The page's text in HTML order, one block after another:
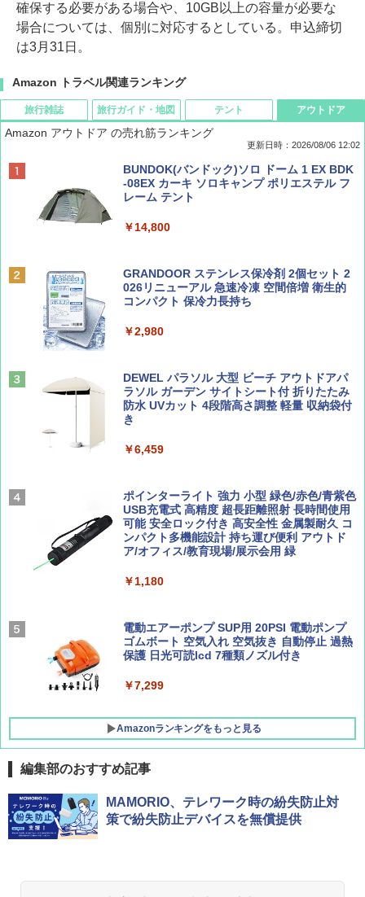
確保する必要がある場合や、10GB以上の容量が必要な
場合については、個別に対応するとしている。申込締切
は3月31日。
Amazon トラベル関連ランキング
旅行雑誌
ディズニーファン ２０２６年 ９月号 [雑
誌] (ＤＩＳＮＥＹ ＦＡＮ)
Coyote No.89 特集 星野道夫 夢見る旅
￥1,540
山と溪谷 2026年8月号「南アルプス大全」
￥1,540
集】ボーイング110周年を祝して！
￥1,760
BE-PAL(ビ-パル) 2026年 9 月号【特別付録:
￥1,500
旅行ガイド・地図
D40 地球の歩き方 チェンマイ タイ北部の魅
力的な町 2026～2027 地球の歩き方D アジア
A09 地球の歩き方 イタリア 2026～2027 地
球の歩き方A ヨーロッパ
A26 地球の歩き方 チェコ ポーランド スロヴ
ァキア 2026～2027 地球の歩き方A ヨーロッ
パ
￥2,695
新しい日本地理 地図・統計・移動から読み
￥1,540
テント
[キャンパーズコレクション 山善] ポップアッ
プテント 傘みたいに広げて畳める パッとサ
ッとサンシェード キューブ フルクローズ メ
&ハイキング カーキ PATC-150(KH)
PYKES PEAK (パイクスピーク) 着替えテン
人用 折りたたみ 防災グッズ 災害用トイレ ビ
￥-
テント ワンタッチ RENEW 幅200 2-3人用 43
￥5,499
[キャンパーズコレクション 山善] 傘みたいに
広げるだけ パッとサッとテント ブラックコ
簡単設置 ポップアップテント エクルベージ
￥8,991
X 2人用 3人用 キャンプ アウトドア フェス
￥20,718
アウトドア
Amazon アウトドア の売れ筋ランキング
更新日時：2026/08/06 12:02
BUNDOK(バンドック)ソロ ドーム 1 EX BDK
-08EX カーキ ソロキャンプ ポリエステル フ
レーム テント
￥14,800
GRANDOOR ステンレス保冷剤 2個セット 2
026リニューアル 急速冷凍 空間倍増 衛生的
コンパクト 保冷力長持ち
￥2,980
DEWEL パラソル 大型 ビーチ アウトドアパ
ラソル ガーデン サイトシート付 折りたたみ
防水 UVカット 4段階高さ調整 軽量 収納袋付
き
￥6,459
ポインターライト 強力 小型 緑色/赤色/青紫色
USB充電式 高精度 超長距離照射 長時間使用
可能 安全ロック付き 高安全性 金属製耐久 コ
ンパクト多機能設計 持ち運び便利 アウトド
ア/オフィス/教育現場/展示会用 緑
￥1,180
電動エアーポンプ SUP用 20PSI 電動ポンプ
ゴムボート 空気入れ 空気抜き 自動停止 過熱
保護 日光可読lcd 7種類ノズル付き
￥7,299
Amazonランキングをもっと見る
編集部のおすすめ記事
MAMORIO、テレワーク時の紛失防止対
策で紛失防止デバイスを無償提供